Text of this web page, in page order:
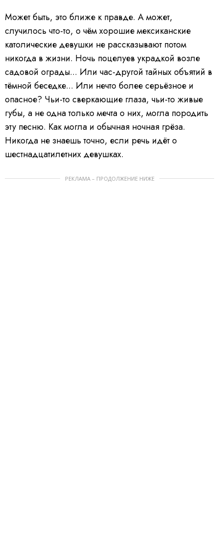
Может быть, это ближе к правде. А может,
случилось что-то, о чём хорошие мексиканские
католические девушки не рассказывают потом
никогда в жизни. Ночь поцелуев украдкой возле
садовой ограды... Или час-другой тайных объятий в
тёмной беседке... Или нечто более серьёзное и
опасное? Чьи-то сверкающие глаза, чьи-то живые
губы, а не одна только мечта о них, могла породить
эту песню. Как могла и обычная ночная грёза.
Никогда не знаешь точно, если речь идёт о
шестнадцатилетних девушках.
РЕКЛАМА – ПРОДОЛЖЕНИЕ НИЖЕ